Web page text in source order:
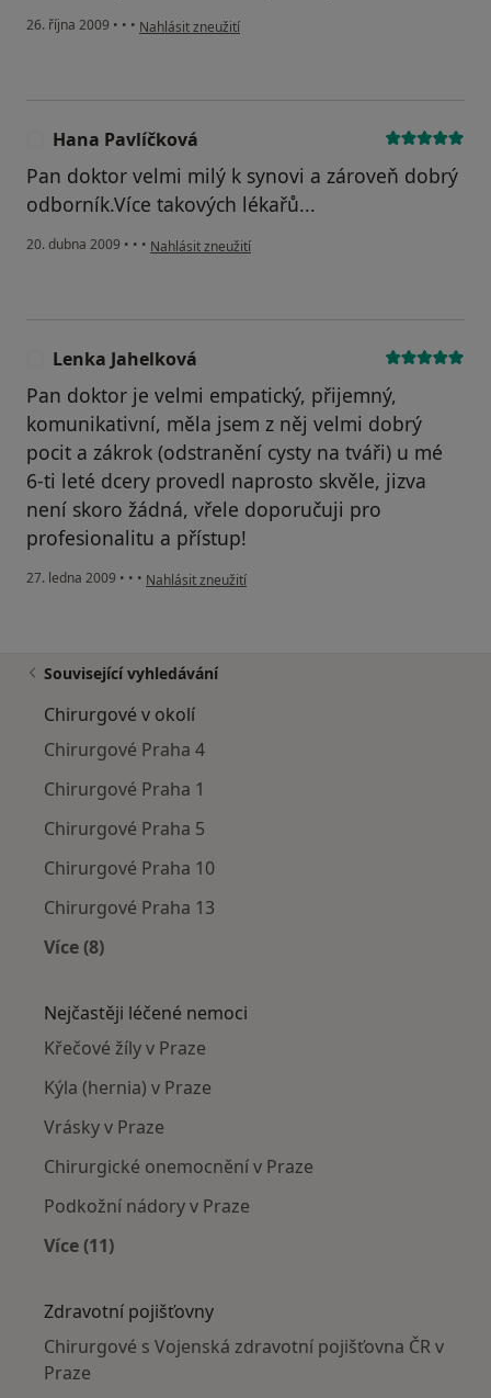
26. října 2009 • • • podle názoru uživatele Jana
Nahlásit zneužití
Hana Pavlíčková
Pan doktor velmi milý k synovi a zároveň dobrý
odborník.Více takových lékařů...
20. dubna 2009 • • • podle názoru uživatele Hana Pavlíčková
Nahlásit zneužití
Lenka Jahelková
Pan doktor je velmi empatický, přijemný,
komunikativní, měla jsem z něj velmi dobrý
pocit a zákrok (odstranění cysty na tváři) u mé
6-ti leté dcery provedl naprosto skvěle, jizva
není skoro žádná, vřele doporučuji pro
profesionalitu a přístup!
27. ledna 2009 • • • podle názoru uživatele Lenka Jahelková
Nahlásit zneužití
Související vyhledávání
Chirurgové v okolí
Chirurgové Praha 4
Chirurgové Praha 1
Chirurgové Praha 5
Chirurgové Praha 10
Chirurgové Praha 13
Více (8)
Nejčastěji léčené nemoci
Křečové žíly v Praze
Kýla (hernia) v Praze
Vrásky v Praze
Chirurgické onemocnění v Praze
Podkožní nádory v Praze
Více (11)
Zdravotní pojišťovny
Chirurgové s Vojenská zdravotní pojišťovna ČR v
Praze